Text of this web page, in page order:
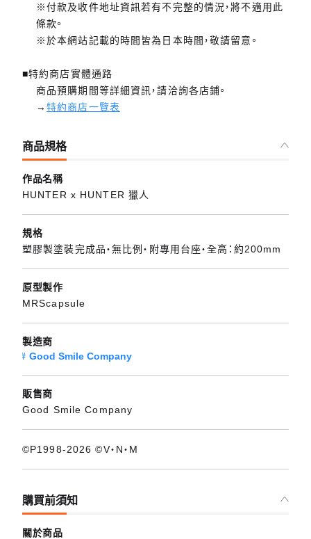
※付款及收件地址資訊若有不完整的情況，將不適用此
條款。
※於本網站記載的時間皆為日本時間，敬請留意。
■特約商店實體通路
商品預購期間等詳細資訊，請洽詢各店鋪。
→特約商店一覽表
商品規格
作品名稱
HUNTER x HUNTER 獵人
規格
塑膠製塗裝完成品・無比例・附專用台座・全高：約200mm
原型製作
MRScapsule
製造商
Good Smile Company
販售商
Good Smile Company
©P1998-2026 ©V・N・M
購買前須知
關於商品